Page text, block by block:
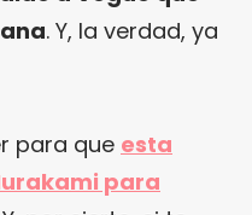
. Y, la verdad, ya
para que esta
para